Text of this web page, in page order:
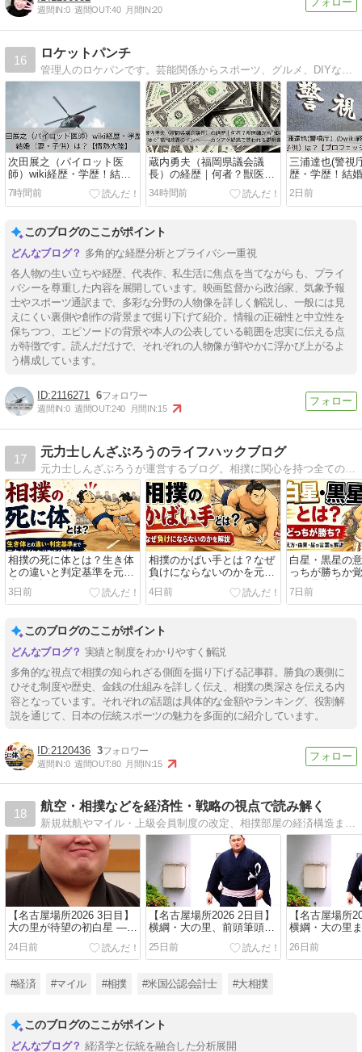
週間IN:0 週間OUT:40 月間IN:20
16
ロケットパンチ
次田展之（パイロット医
師）wiki経歴・学歴！結婚
（妻・子供）は？【情熱大
陸】
7時間前
蔵内勇夫（福岡県議会議
長）の経歴｜何者？獣医師
から”知事を凌ぐ”福岡政界
のドンへ──カツアゲ疑惑で
問われる説明責任
34時間前
三浦達也(警視
歴・学歴！結
供）は？【プ
ナル仕事の流
2日前
このブログのここがポイント
多角的な経歴分析とプライバシー重視
各人物の生い立ちや経歴、代表作、私生活に焦点を当てながらも、プライ
バシーを尊重した内容を展開しています。映画監督から政治家、気象予報
士やスポーツ通訳まで、多彩な分野の人物像を詳しく解説し、一般には見
えにくい裏側や創作の背景まで掘り下げて紹介。情報の正確性と中立性を
保ちつつ、エピソードの背景や本人の公表している範囲を忠実に伝える点
が特徴です。読んだだけで、それぞれの人物像が鮮やかに浮かび上がるよ
う構成しています。
2116271 6
週間IN:0 週間OUT:240 月間IN:15
17
元力士しんざぶろうのライフハックブログ
元力士しんざぶろうが運営するブログ。相撲に関心を持つ全ての方に向けて、元力士の体験談や初心者にも分かりやすい解説をお届けします。日常生活をより楽しく、便利にするためのライフハックや役立つ情報も発信していきますので、ぜひご覧ください。
相撲の死に体とは？生き体
との違いと判定基準を元力
士が解説
3日前
相撲のかばい手とは？なぜ
負けにならないのかを元力
士が解説
4日前
白星・黒星の
っちが勝ちか
まで元力士が
7日前
このブログのここがポイント
実績と制度をわかりやすく解説
多角的な視点で相撲の知られざる側面を掘り下げる記事群。勝負の裏側に
ひそむ制度や歴史、金銭の仕組みを詳しく伝え、相撲の奥深さを伝える内
容となっています。それぞれの話題は具体的な金額やランキング、役割解
説を通じて、日本の伝統スポーツの魅力を多面的に紹介しています。
2120436 3
週間IN:0 週間OUT:80 月間IN:15
18
航空・相撲などを経済性・戦略の視点で読み解く
新規就航やマイル・上級会員制度の改定、相撲部屋の経済構造まで、農学修士×会計士の視点で数値分解して伝える分析ブログ。
【名古屋場所2026 3日目】
大の里が待望の初白星 ―
藤ノ川は横綱2人目の金
星、豊昇龍から連日の大仕
24日前
【名古屋場所2026 2日目】
横綱・大の里、前頭筆頭・
藤ノ川に土俵際で敗れ2連
敗 ― 豊昇龍・霧島は2連勝
25日前
【名古屋場所
横綱・大の里
― 十両から復
尊富士も白星
26日前
#経済 #マイル #相撲 #米国公認会計士 #大相撲
このブログのここがポイント
経済学と伝統を融合した分析展開